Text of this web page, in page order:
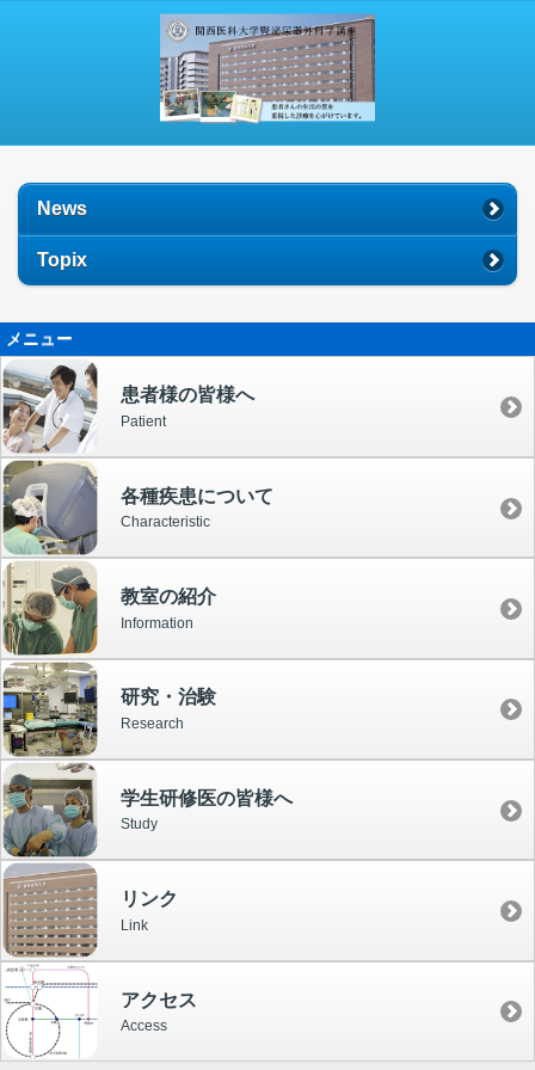
関西医科大学腎泌尿器外科学講座
News
Topix
メニュー
患者様の皆様へ
Patient
各種疾患について
Characteristic
教室の紹介
Information
研究・治験
Research
学生研修医の皆様へ
Study
リンク
Link
アクセス
Access